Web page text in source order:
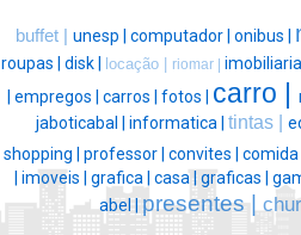
buffet | unesp | computador | onibus |
roupas | disk | locação | riomar |
empregos | carros | fotos | carro |
jaboticabal | informatica | tintas |
shopping | professor | convites | comida |
imoveis | grafica | casa | graficas |
abel | presentes |